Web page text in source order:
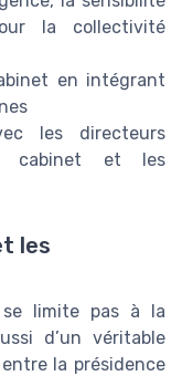
la collectivité
en intégrant
les directeurs
cabinet et les
les
limite pas à la
d’un véritable
la présidence